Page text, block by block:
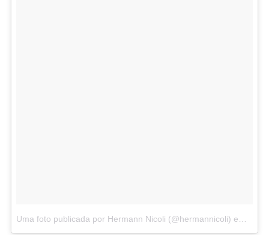
Uma foto publicada por Hermann Nicoli (@hermannicoli) em